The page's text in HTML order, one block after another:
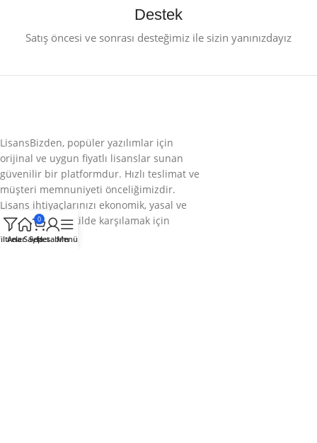
Destek
Satış öncesi ve sonrası desteğimiz ile sizin yanınızdayız
LisansBizden, popüler yazılımlar için
orijinal ve uygun fiyatlı lisanslar sunan
güvenilir bir platformdur. Hızlı teslimat ve
müşteri memnuniyeti önceliğimizdir.
Lisans ihtiyaçlarınızı ekonomik, yasal ve
sorunsuz bir şekilde karşılamak için
buradayız.
Ana Sayfa
0
Sepet
Hesabım
Menü